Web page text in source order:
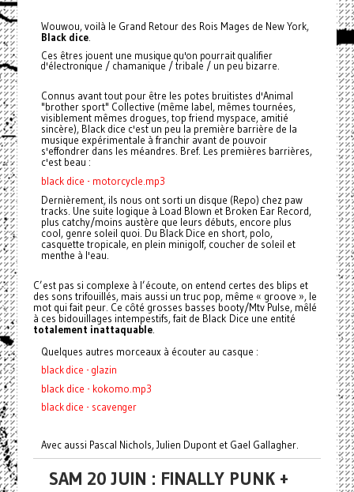
Wouwou, voilà le Grand Retour des Rois Mages de New York,
Black dice.
Ces êtres jouent une musique qu'on pourrait qualifier
d'électronique / chamanique / tribale / un peu bizarre.
Connus avant tout pour être les potes bruitistes d'Animal
"brother sport" Collective (même label, mêmes tournées,
visiblement mêmes drogues, top friend myspace, amitié
sincère), Black dice c'est un peu la première barrière de la
musique expérimentale à franchir avant de pouvoir
s'effondrer dans les méandres. Bref. Les premières barrières,
c'est beau :
black dice - motorcycle.mp3
Dernièrement, ils nous ont sorti un disque (Repo) chez paw
tracks. Une suite logique à Load Blown et Broken Ear Record,
plus catchy/moins austère que leurs débuts, encore plus
cool, genre soleil quoi. Du Black Dice en short, polo,
casquette tropicale, en plein minigolf, coucher de soleil et
menthe à l'eau.
C’est pas si complexe à l’écoute, on entend certes des blips et
des sons trifouillés, mais aussi un truc pop, même « groove », le
mot qui fait peur. Ce côté grosses basses booty/Mtv Pulse, mêlé
à ces bidouillages intempestifs, fait de Black Dice une entité
totalement inattaquable.
Quelques autres morceaux à écouter au casque :
black dice - glazin
black dice - kokomo.mp3
black dice - scavenger
Avec aussi Pascal Nichols, Julien Dupont et Gael Gallagher.
SAM 20 JUIN : FINALLY PUNK +